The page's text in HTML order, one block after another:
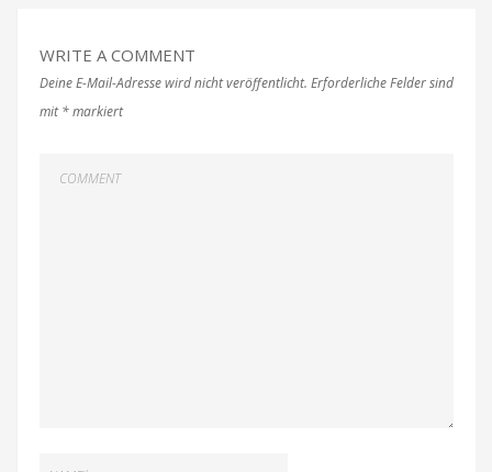
WRITE A COMMENT
Deine E-Mail-Adresse wird nicht veröffentlicht. Erforderliche Felder sind
mit*markiert